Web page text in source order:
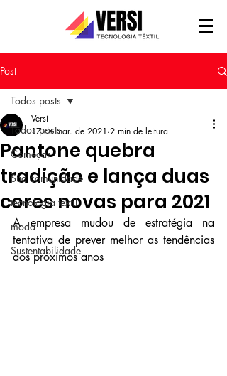
Post
Todos posts
Começar
Sua comunidade
tecnologia têxtil
moda
Sustentabilidade
Todos posts
Pantone quebra
tradição e lança duas
cores novas para 2021
Versi
17 de mar. de 2021 2 min de leitura
A empresa mudou de estratégia na
tentativa de prever melhor as tendências
dos próximos anos